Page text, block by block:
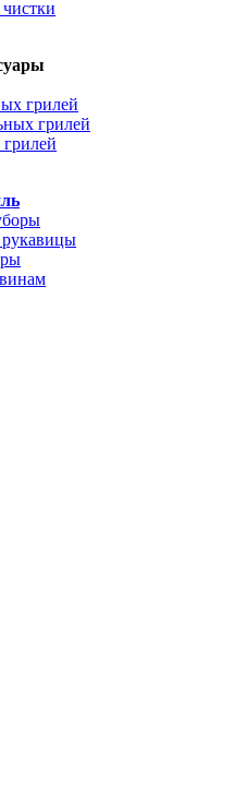
грилей
грилей